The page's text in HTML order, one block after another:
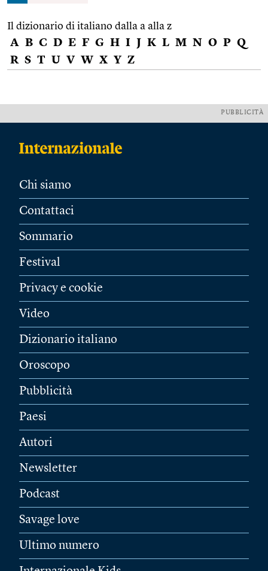
Il dizionario di italiano dalla a alla z
A B C D E F G H I J K L M N O P Q
R S T U V W X Y Z
PUBBLICITÀ
Chi siamo
Contattaci
Sommario
Festival
Privacy e cookie
Video
Dizionario italiano
Oroscopo
Pubblicità
Paesi
Autori
Newsletter
Podcast
Savage love
Ultimo numero